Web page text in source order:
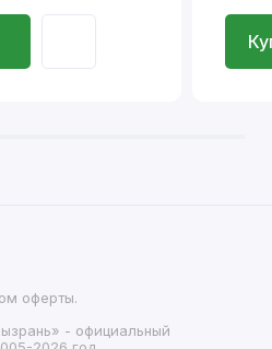
оферты.
- официальный